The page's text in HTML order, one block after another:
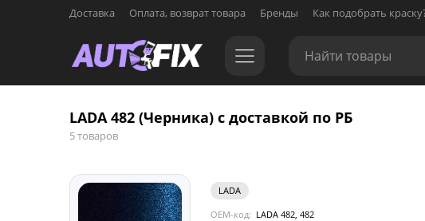
Доставка Оплата, возврат товара Бренды Как подобрать
LADA 482 (Черника) с доставкой по РБ
5 товаров
LADA
OEM-код: LADA 482, 482